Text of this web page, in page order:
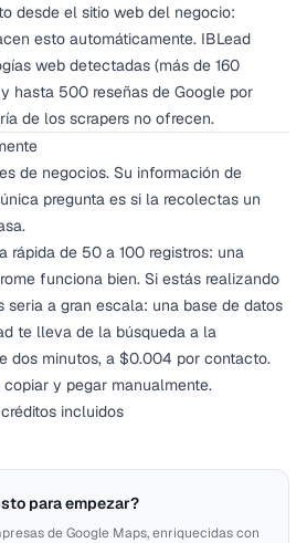
desde el sitio web del negocio:
esto automáticamente. IBLead
web detectadas (más de 160
hasta 500 reseñas de Google por
de los scrapers no ofrecen.
de negocios. Su información de
pregunta es si la recolectas un
rápida de 50 a 100 registros: una
funciona bien. Si estás realizando
seria a gran escala: una base de datos
te lleva de la búsqueda a la
dos minutos, a $0.004 por contacto.
y pegar manualmente.
incluidos
para empezar?
de Google Maps, enriquecidas con